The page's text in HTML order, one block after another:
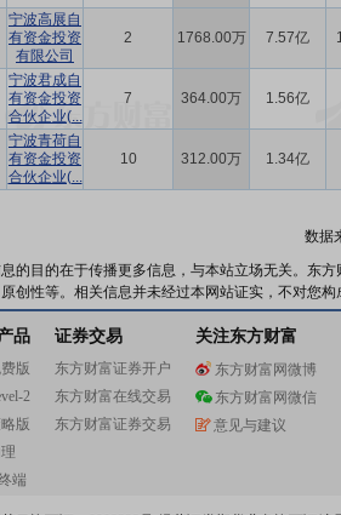
宁波高展自
有资金投资
有限公司
2 1768.00万 7.57亿
宁波君成自
有资金投资
合伙企业(...
7 364.00万 1.56亿
宁波青荷自
有资金投资
合伙企业(...
10 312.00万 1.34亿
数据
的目的在于传播更多信息，与本站立场无关。东
创性等。相关信息并未经过本网站证实，不对您
品
版
2
版
端
证券交易
东方财富证券开户
东方财富在线交易
东方财富证券交易
关注东方财富
东方财富网微博
东方财富网微信
意见与建议